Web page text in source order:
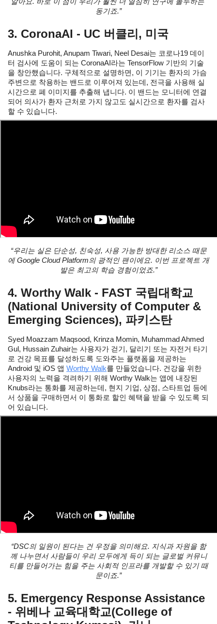
동기죠.”
3. CoronaAI - UC 버클리, 미국
Anushka Purohit, Anupam Tiwari, Neel Desai는 코로나19 데이
터 검사에 도움이 되는 CoronaAI라는 TensorFlow 기반의 기술
을 창안했습니다. 구체적으로 설명하면, 이 기기는 환자의 가슴
주변으로 착용하는 밴드로 이루어져 있는데, 전극을 사용해 실
시간으로 폐 이미지를 추출해 냅니다. 이 밴드는 모니터에 연결
되어 의사가 환자 근처로 가지 않고도 실시간으로 환자를 검사
할 수 있습니다.
“우리는 실은 단순성, 친숙성, 사용 가능한 방대한 리소스 때문
에 Google Cloud Platform의 광적인 팬이에요. 이번 프로젝트 개
발은 최고의 학습 경험이었죠.”
4. Worthy Walk - FAST 국립대학교
(National University of Computer &
Emerging Sciences), 파키스탄
Syed Moazzam Maqsood, Krinza Momin, Muhammad Ahmed
Gul, Hussain Zuhair는 사용자가 걷기, 달리기 또는 자전거 타기
로 건강 목표를 달성하도록 도와주는 플랫폼을 제공하는
Android 및 iOS 앱 Worthy Walk를 만들었습니다. 건강을 위한
사용자의 노력을 격려하기 위해 Worthy Walk는 앱에 내장된
Knubs라는 통화를 제공하는데, 현지 기업, 상점, 스타트업 등에
서 상품을 구매하면서 이 통화로 할인 혜택을 받을 수 있도록 되
어 있습니다.
“DSC의 일원이 된다는 건 우정을 의미해요. 지식과 자원을 함
께 나누면서 사람들이 우리 모두에게 득이 되는 글로벌 커뮤니
티를 만들어가는 힘을 주는 사회적 인프라를 개발할 수 있기 때
문이죠.”
5. Emergency Response Assistance
- 위베나 교육대학교(College of